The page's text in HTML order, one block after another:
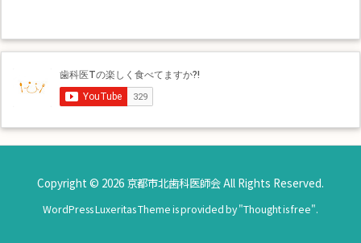
Copyright © 2026 京都市北歯科医師会All Rights Reserved.
WordPress Luxeritas Theme is provided by "Thought is free".